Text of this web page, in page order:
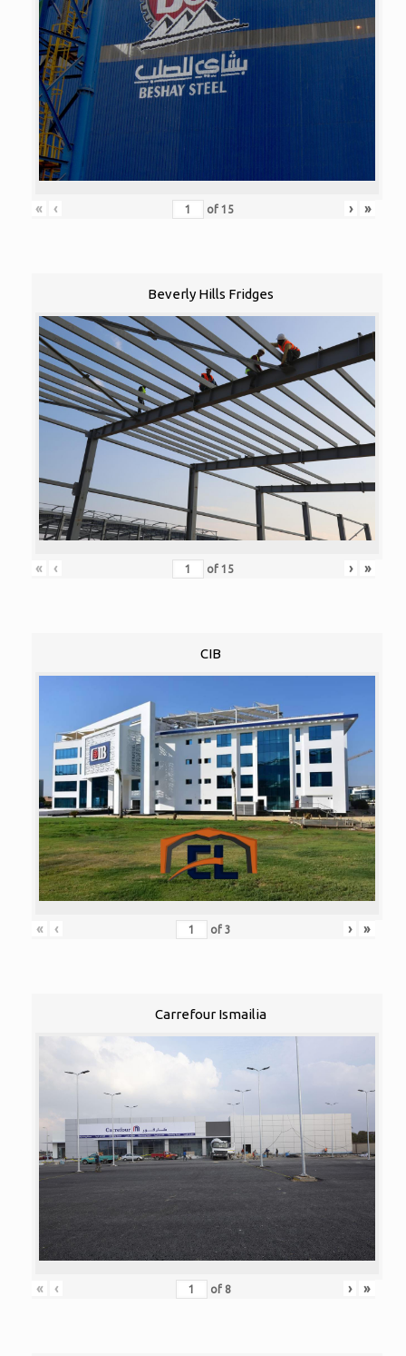
« ‹ of 15 › »
Beverly Hills Fridges
« ‹ of 15 › »
CIB
« ‹ of 3 › »
Carrefour Ismailia
« ‹ of 8 › »